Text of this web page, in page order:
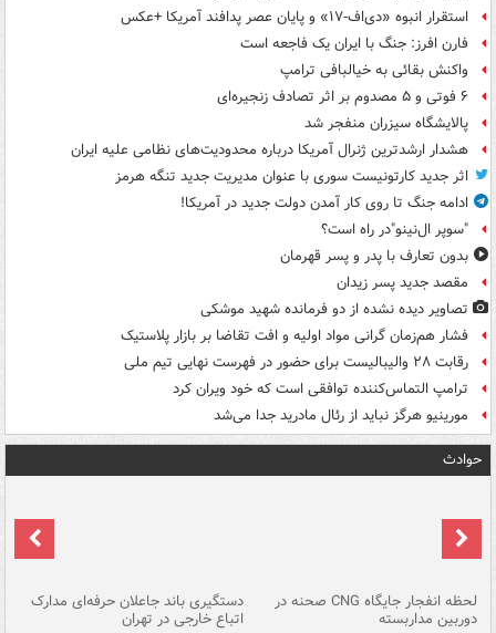
استقرار انبوه «دی‌اف‑۱۷» و پایان عصر پدافند آمریکا +عکس
فارن افرز: جنگ با ایران یک فاجعه است
واکنش بقائی به خیالبافی ترامپ
۶ فوتی و ۵ مصدوم بر اثر تصادف زنجیره‌ای
پالایشگاه سیزران منفجر شد
هشدار ارشدترین ژنرال آمریکا درباره محدودیت‌های نظامی علیه ایران
اثر جدید کارتونیست سوری با عنوان مدیریت جدید تنگه هرمز
ادامه جنگ تا روی کار آمدن دولت جدید در آمریکا!
"سوپر ال‌نینو"در راه است؟
بدون تعارف با پدر و پسر قهرمان
مقصد جدید پسر زیدان
تصاویر دیده‌ نشده از دو فرمانده شهید موشکی
فشار هم‌زمان گرانی مواد اولیه و افت تقاضا بر بازار پلاستیک
رقابت ۲۸ والیبالیست برای حضور در فهرست نهایی تیم ملی
ترامپ التماس‌کننده توافقی است که خود ویران کرد
مورینیو هرگز نباید از رئال مادرید جدا می‌شد
حوادث
لحظه انفجار جایگاه CNG صحنه در
دوربین مداربسته
دستگیری باند جاعلان حرفه‌ای مدارک
اتباع خارجی در تهران